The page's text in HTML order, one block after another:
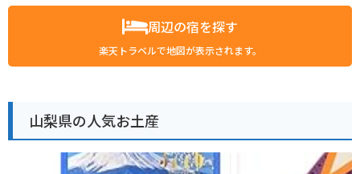
周辺の宿を探す
楽天トラベルで地図が表示されます。
山梨県の人気お土産